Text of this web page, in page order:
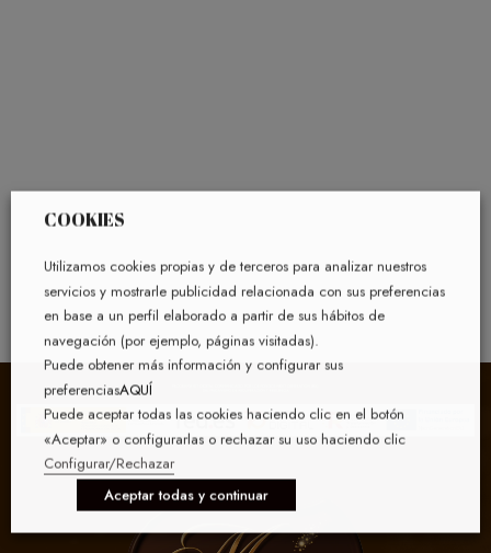
COOKIES
Utilizamos cookies propias y de terceros para analizar nuestros
servicios y mostrarle publicidad relacionada con sus preferencias
en base a un perfil elaborado a partir de sus hábitos de
navegación (por ejemplo, páginas visitadas).
Puede obtener más información y configurar sus
preferenciasAQUÍ
Puede aceptar todas las cookies haciendo clic en el botón
«Aceptar» o configurarlas o rechazar su uso haciendo clic
Configurar/Rechazar
Aceptar todas y continuar